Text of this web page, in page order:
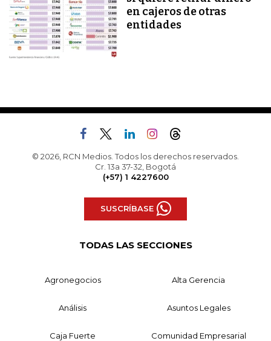
en cajeros de otras
entidades
© 2026, RCN Medios. Todos los derechos reservados.
Cr. 13a 37-32, Bogotá
(+57) 1 4227600
SUSCRÍBASE
TODAS LAS SECCIONES
Agronegocios Alta Gerencia
Análisis Asuntos Legales
Caja Fuerte Comunidad Empresarial